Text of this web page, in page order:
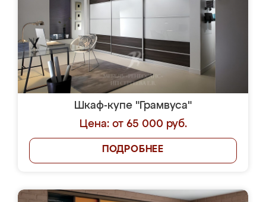
Шкаф-купе "Грамвуса"
Цена: от 65 000 руб.
ПОДРОБНЕЕ